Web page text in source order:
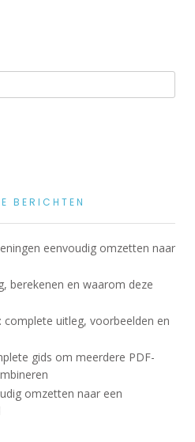
BERICHTEN
eenvoudig omzetten naar
berekenen en waarom deze
uitleg, voorbeelden en
gids om meerdere PDF-
omzetten naar een